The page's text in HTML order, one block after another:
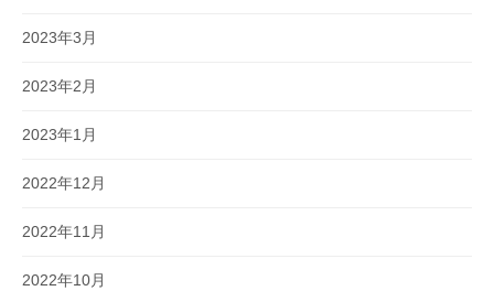
2023年3月
2023年2月
2023年1月
2022年12月
2022年11月
2022年10月